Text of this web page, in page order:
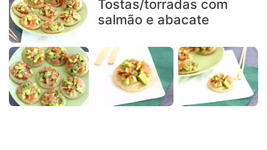
Tostas/torradas com
salmão e abacate